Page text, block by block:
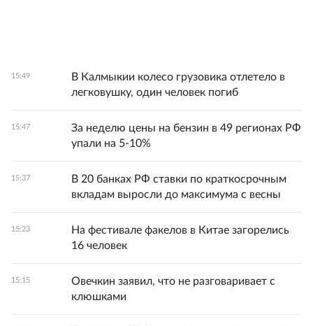
15:49
В Калмыкии колесо грузовика отлетело в
легковушку, один человек погиб
15:47
За неделю цены на бензин в 49 регионах РФ
упали на 5-10%
15:37
В 20 банках РФ ставки по краткосрочным
вкладам выросли до максимума с весны
15:23
На фестивале факелов в Китае загорелись
16 человек
15:15
Овечкин заявил, что не разговаривает с
клюшками